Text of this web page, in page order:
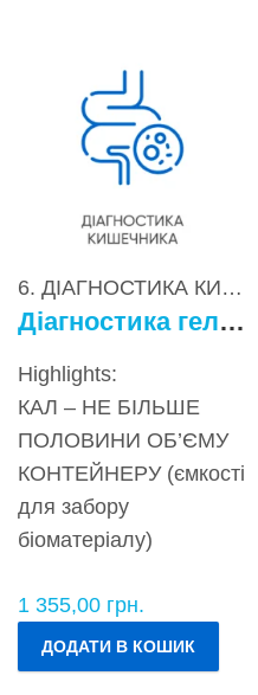
6. ДІАГНОСТИКА КИШЕЧНИКА
Діагностика гельмінтів (9 паразитів) (Ancylostoma spp.(AN), Enterocytozoon spp./Encephalitozoon spp.(EN), Strongyloides spp.(ST), Ascaris spp.(AS), Hymenolepis spp.(HY), Taenia spp.(TA), Enterobius vermicularis(EV), Necator americanus(NA), Trichuris trichiura (TT)), методом ПЛР
Highlights:
КАЛ – НЕ БІЛЬШЕ
ПОЛОВИНИ ОБ’ЄМУ
КОНТЕЙНЕРУ (ємкості
для забору
біоматеріалу)
1 355,00 грн.
ДОДАТИ В КОШИК